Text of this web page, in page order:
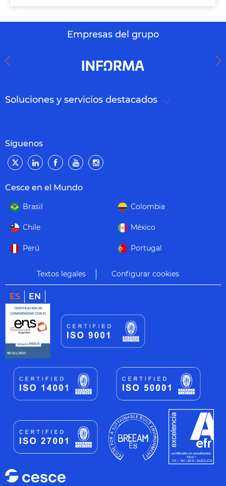
Empresas del grupo
Soluciones y servicios destacados
Síguenos
Cesce en el Mundo
Brasil Colombia
Chile México
Perú Portugal
Textos legales Configurar cookies
ES EN